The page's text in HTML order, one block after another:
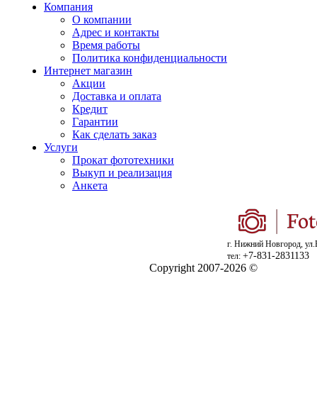
Компания
О компании
Адрес и контакты
Время работы
Политика конфиденциальности
Интернет магазин
Акции
Доставка и оплата
Кредит
Гарантии
Как сделать заказ
Услуги
Прокат фототехники
Выкуп и реализация
Анкета
г. Нижний Новгород,
тел: +7-831-2831133
Copyright 2007-2026 ©